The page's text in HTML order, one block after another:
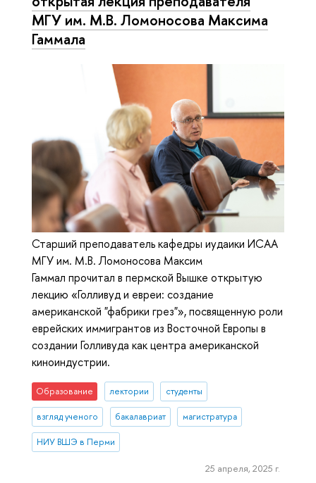
МГУ им. М.В. Ломоносова Максима
Гаммала
Старший преподаватель кафедры иудаики ИСАА
МГУ им. М.В. Ломоносова Максим
Гаммал прочитал в пермской Вышке открытую
лекцию «Голливуд и евреи: создание
американской "фабрики грез"», посвященную роли
еврейских иммигрантов из Восточной Европы в
создании Голливуда как центра американской
киноиндустрии.
Образование лектории студенты
взгляд ученого бакалавриат магистратура
НИУ ВШЭ в Перми
25 апреля, 2025 г.